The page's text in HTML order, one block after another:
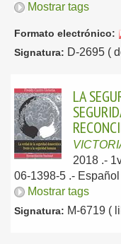
Mostrar tags
Formato electrónico:
Signatura: D-2695 (
LA
2018 .-
06-1398-5 .- Español
Mostrar tags
Signatura: M-6719 (